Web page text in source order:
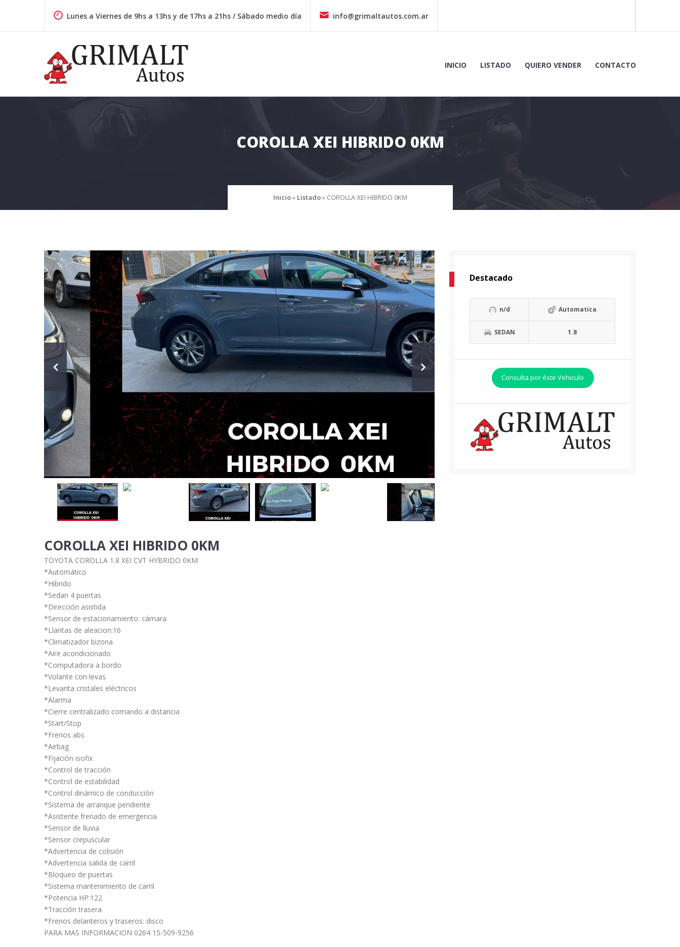
Lunes a Viernes de 9hs a 13hs y de 17hs a 21hs / Sábado medio día info@grimaltautos.com.ar
INICIO LISTADO QUIERO VENDER CONTACTO
COROLLA XEI HIBRIDO 0KM
Inicio» Listado» COROLLA XEI HIBRIDO 0KM
COROLLA XEI HIBRIDO 0KM
TOYOTA COROLLA 1.8 XEI CVT HYBRIDO 0KM
*Automático
*Hibrido
*Sedan 4 puertas
*Dirección asistida
*Sensor de estacionamiento: cámara
*Llantas de aleacion:16
*Climatizador bizona
*Aire acondicionado
*Computadora a bordo
*Volante con levas
*Levanta cristales eléctricos
*Alarma
*Cierre centralizado comando a distancia
*Start/Stop
*Frenos abs
*Airbag
*Fijación isofix
*Control de tracción
*Control de estabilidad
*Control dinámico de conducción
*Sistema de arranque pendiente
*Asistente frenado de emergencia
*Sensor de lluvia
*Sensor crepuscular
*Advertencia de colisión
*Advertencia salida de carril
*Bloqueo de puertas
*Sistema mantenimiento de carril
*Potencia HP:122
*Tracción trasera
*Frenos delanteros y traseros: disco
PARA MAS INFORMACION 0264 15-509-9256
Destacado
n/d Automatica
SEDAN 1.8
Consulta por éste Vehiculo